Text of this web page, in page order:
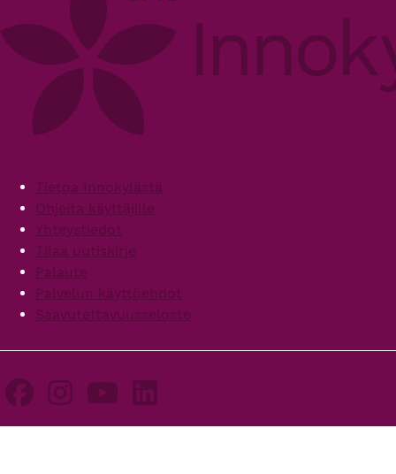
FooterTietoa Innokylästä
Ohjeita käyttäjille
Yhteystiedot
Tilaa uutiskirje
Palaute
Palvelun käyttöehdot
Saavutettavuusseloste